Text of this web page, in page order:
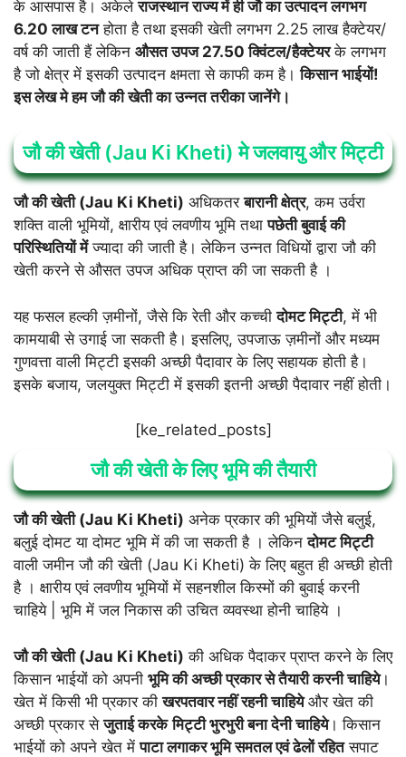
के आसपास है। अकेलेराजस्थान राज्य में ही जौ का उत्पादन लगभग
6.20 लाख टनहोता है तथा इसकी खेती लगभग 2.25 लाख हैक्टेयर/
वर्ष की जाती हैं लेकिन औसत उपज 27.50 क्विंटल/हैक्टेयरके लगभग
है जो क्षेत्र में इसकी उत्पादन क्षमता से काफी कम है।किसान भाईयों!
इस लेख मे हम जौ की खेती का उन्नत तरीका जानेंगे।
जौ की खेती (Jau Ki Kheti) मे जलवायु और मिट्टी
जौ की खेती (Jau Ki Kheti) अधिकतरबारानी क्षेत्र, कम उर्वरा
शक्ति वाली भूमियों, क्षारीय एवं लवणीय भूमि तथापछेती बुवाई की
परिस्थितियों मेंज्यादा की जाती है। लेकिन उन्नत विधियों द्वारा जौ की
खेती करने से औसत उपज अधिक प्राप्त की जा सकती है ।
यह फसल हल्की ज़मीनों, जैसे कि रेती और कच्चीदोमट मिट्टी, में भी
कामयाबी से उगाई जा सकती है। इसलिए, उपजाऊ ज़मीनों और मध्यम
गुणवत्ता वाली मिट्टी इसकी अच्छी पैदावार के लिए सहायक होती है।
इसके बजाय, जलयुक्त मिट्टी में इसकी इतनी अच्छी पैदावार नहीं होती।
[ke_related_posts]
जौ की खेती के लिए भूमि की तैयारी
जौ की खेती (Jau Ki Kheti) अनेक प्रकार की भूमियों जैसे बलुई,
बलुई दोमट या दोमट भूमि में की जा सकती है । लेकिनदोमट मिट्टी
वाली जमीन जौ की खेती (Jau Ki Kheti) के लिए बहुत ही अच्छी होती
है । क्षारीय एवं लवणीय भूमियों में सहनशील किस्मों की बुवाई करनी
चाहिये | भूमि में जल निकास की उचित व्यवस्था होनी चाहिये ।
जौ की खेती (Jau Ki Kheti) की अधिक पैदाकर प्राप्त करने के लिए
किसान भाईयों को अपनी भूमि की अच्छी प्रकार से तैयारी करनी चाहिये।
खेत में किसी भी प्रकार कीखरपतवार नहीं रहनी चाहियेऔर खेत की
अच्छी प्रकार सेजुताई करके मिट्टी भुरभुरी बना देनी चाहिये। किसान
भाईयों को अपने खेत मेंपाटा लगाकर भूमि समतल एवं ढेलों रहितसपाट